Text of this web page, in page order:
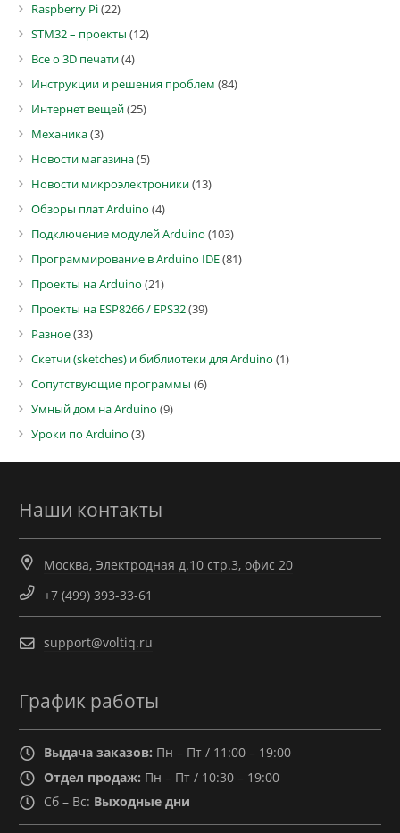
Raspberry Pi(22)
STM32 – проекты (12)
Все о 3D печати(4)
Инструкции и решения проблем (84)
Интернет вещей(25)
Механика(3)
Новости магазина(5)
Новости микроэлектроники(13)
Обзоры плат Arduino (4)
Подключение модулей Arduino (103)
Программирование в Arduino IDE(81)
Проекты на Arduino (21)
Проекты на ESP8266 / EPS32(39)
Разное(33)
Скетчи (sketches) и библиотеки для Arduino (1)
Сопутствующие программы (6)
Умный дом на Arduino (9)
Уроки по Arduino (3)
Наши контакты
Москва, Электродная д.10 стр.3, офис 20
+7 (499) 393-33-61
support@voltiq.ru
График работы
Выдача заказов: Пн – Пт / 11:00 – 19:00
Отдел продаж: Пн – Пт / 10:30 – 19:00
Сб – Вс: Выходные дни